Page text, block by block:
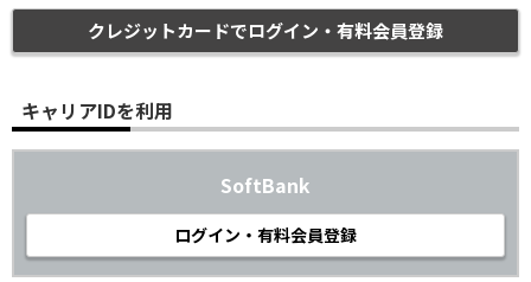
クレジットカードでログイン・有料会員登録
キャリアIDを利用
SoftBank
ログイン・有料会員登録